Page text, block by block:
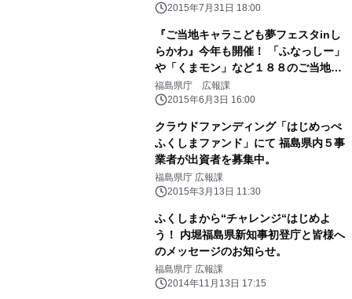
2015年7月31日 18:00
『ご当地キャラこども夢フェスタinし
らかわ』今年も開催！ 「ふなっしー」
や「くまモン」など１８８のご当地キ
ャラが大集合！
福島県庁 広報課
2015年6月3日 16:00
クラウドファンディング「はじめっぺ
ふくしまファンド」にて 福島県内５事
業者が出資者を募集中。
福島県庁 広報課
2015年3月13日 11:30
ふくしまから“チャレンジ“はじめよ
う！ 内堀福島県新知事初登庁と皆様へ
のメッセージのお知らせ。
福島県庁 広報課
2014年11月13日 17:15